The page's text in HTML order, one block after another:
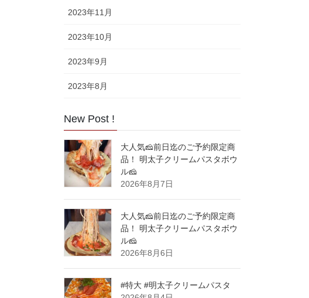
2023年11月
2023年10月
2023年9月
2023年8月
New Post !
大人気🧀前日迄のご予約限定商
品！ 明太子クリームパスタボウ
ル🧀
2026年8月7日
大人気🧀前日迄のご予約限定商
品！ 明太子クリームパスタボウ
ル🧀
2026年8月6日
#特大 #明太子クリームパスタ